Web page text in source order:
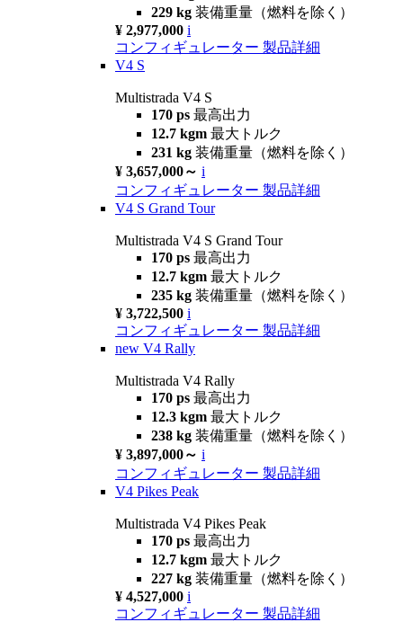
229 kg 装備重量（燃料を除く）
¥ 2,977,000 i
コンフィギュレーター 製品詳細
V4 S
Multistrada V4 S
170 ps 最高出力
12.7 kgm 最大トルク
231 kg 装備重量（燃料を除く）
¥ 3,657,000～ i
コンフィギュレーター 製品詳細
V4 S Grand Tour
Multistrada V4 S Grand Tour
170 ps 最高出力
12.7 kgm 最大トルク
235 kg 装備重量（燃料を除く）
¥ 3,722,500 i
コンフィギュレーター 製品詳細
new V4 Rally
Multistrada V4 Rally
170 ps 最高出力
12.3 kgm 最大トルク
238 kg 装備重量（燃料を除く）
¥ 3,897,000～ i
コンフィギュレーター 製品詳細
V4 Pikes Peak
Multistrada V4 Pikes Peak
170 ps 最高出力
12.7 kgm 最大トルク
227 kg 装備重量（燃料を除く）
¥ 4,527,000 i
コンフィギュレーター 製品詳細